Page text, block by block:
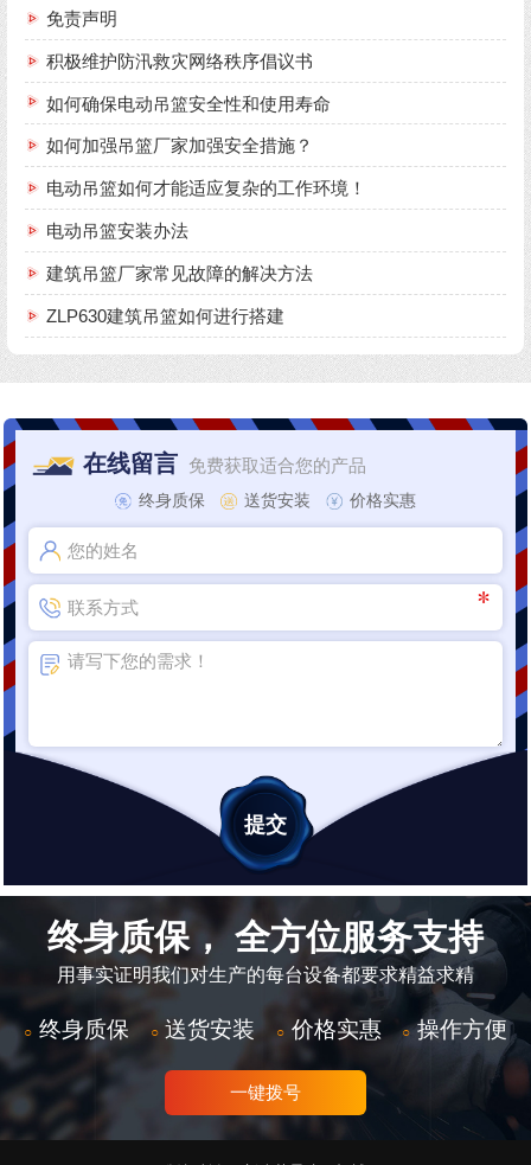
免责声明
积极维护防汛救灾网络秩序倡议书
如何确保电动吊篮安全性和使用寿命
如何加强吊篮厂家加强安全措施？
电动吊篮如何才能适应复杂的工作环境！
电动吊篮安装办法
建筑吊篮厂家常见故障的解决方法
ZLP630建筑吊篮如何进行搭建
在线留言 免费获取适合您的产品
终身质保 送货安装 价格实惠
终身质保， 全方位服务支持
用事实证明我们对生产的每台设备都要求精益求精
○ 终身质保 ○ 送货安装 ○ 价格实惠 ○ 操作方便
一键拨号